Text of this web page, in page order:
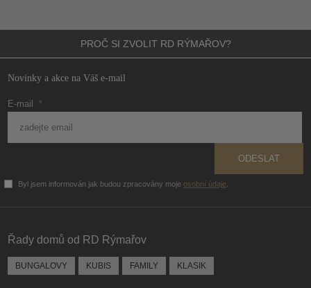
PROČ SI ZVOLIT RD RÝMAŘOV?
Novinky a akce na Váš e-mail
E-mail *
ODESLAT
Byl jsem informován jak budou zpracovány moje osobní údaje
odeslat.
Řady domů od RD Rýmařov
BUNGALOVY KUBIS FAMILY KLASIK